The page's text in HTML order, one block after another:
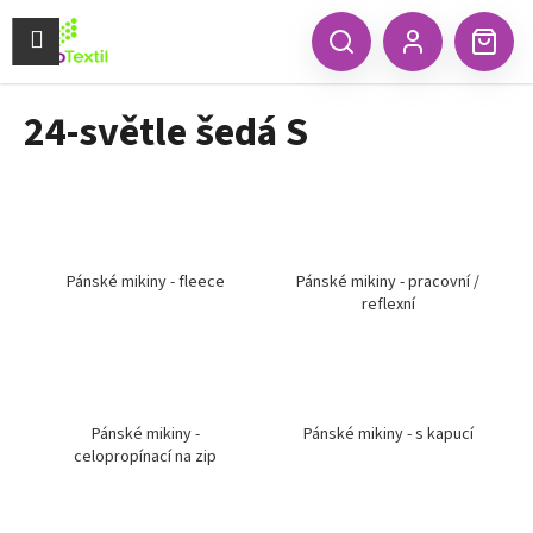
obsah
HledatPřihlášení
Menu
24-světle šedá S
Pánské mikiny - fleece
Pánské mikiny - pracovní /
reflexní
Pánské mikiny -
celopropínací na zip
Pánské mikiny - s kapucí
K
š Zpět
Zpět
C